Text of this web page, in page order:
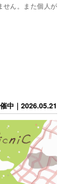
せん。また個人が
中｜2026.05.21